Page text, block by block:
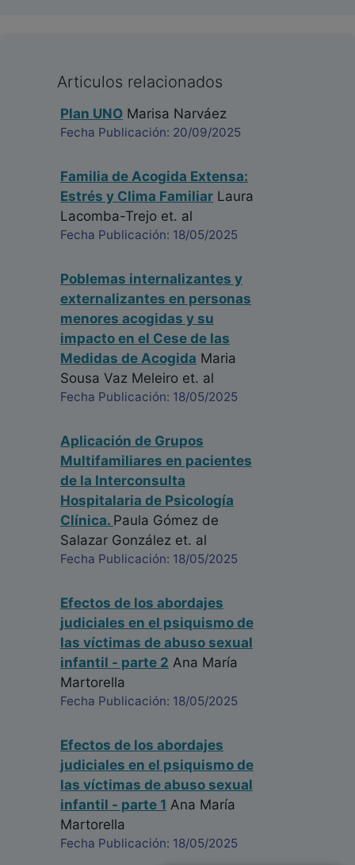
Médico - Gibraltar
Fecha: 24/05/2023
Articulos relacionados
Plan UNO Marisa Narváez
Fecha Publicación: 20/09/2025
Familia de Acogida Extensa:
Estrés y Clima Familiar Laura
Lacomba-Trejo et. al
Fecha Publicación: 18/05/2025
Poblemas internalizantes y
externalizantes en personas
menores acogidas y su
impacto en el Cese de las
Medidas de Acogida Maria
Sousa Vaz Meleiro et. al
Fecha Publicación: 18/05/2025
Aplicación de Grupos
Multifamiliares en pacientes
de la Interconsulta
Hospitalaria de Psicología
Clínica. Paula Gómez de
Salazar González et. al
Fecha Publicación: 18/05/2025
Efectos de los abordajes
judiciales en el psiquismo de
las víctimas de abuso sexual
infantil - parte 2 Ana María
Martorella
Fecha Publicación: 18/05/2025
Efectos de los abordajes
judiciales en el psiquismo de
las víctimas de abuso sexual
infantil - parte 1 Ana María
Martorella
Fecha Publicación: 18/05/2025